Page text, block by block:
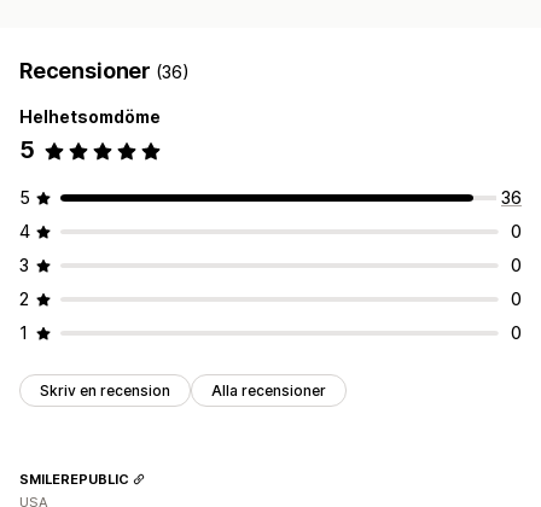
Recensioner (36)
Helhetsomdöme
5
5
36
4
0
3
0
2
0
1
0
Skriv en recension Alla recensioner
SMILEREPUBLIC
USA